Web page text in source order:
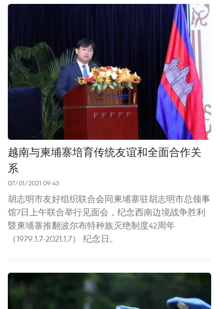
越南与柬埔寨培育传统友谊和全面合作关
系
07/01/2021 09:43
胡志明市友好组织联合会同柬埔寨驻胡志明市总领事
馆7日上午联合举行见面会，纪念西南边境战争胜利
暨柬埔寨推翻波尔布特种族灭绝制度42周年
（1979.1.7-2021.1.7） 纪念日。